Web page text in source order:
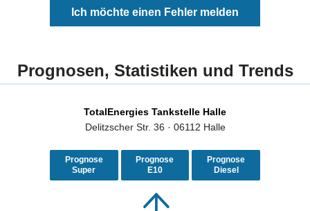
Ich möchte einen Fehler melden
Prognosen, Statistiken und Trends
TotalEnergies Tankstelle Halle
Delitzscher Str. 36 · 06112 Halle
Prognose
Super
Prognose
E10
Prognose
Diesel